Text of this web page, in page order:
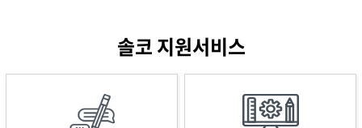
솔코 지원서비스